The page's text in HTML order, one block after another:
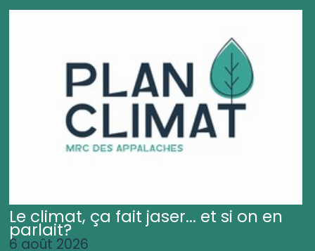
Le climat, ça fait jaser... et si on en
parlait?
6 août 2026